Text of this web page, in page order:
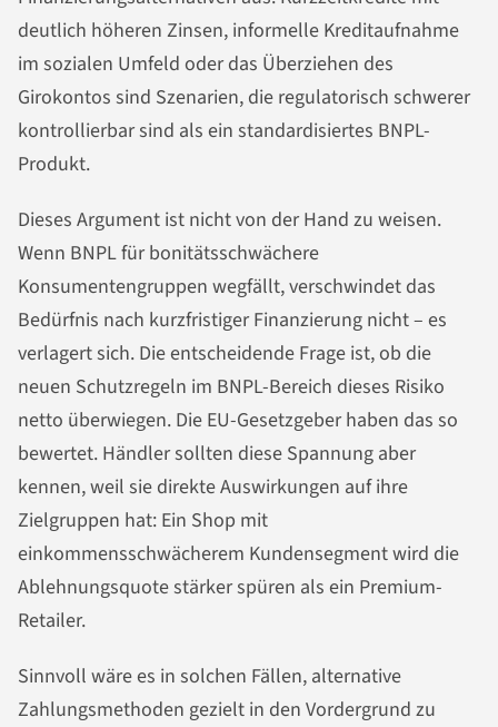
deutlich höheren Zinsen, informelle Kreditaufnahme
im sozialen Umfeld oder das Überziehen des
Girokontos sind Szenarien, die regulatorisch schwerer
kontrollierbar sind als ein standardisiertes BNPL-
Produkt.
Dieses Argument ist nicht von der Hand zu weisen.
Wenn BNPL für bonitätsschwächere
Konsumentengruppen wegfällt, verschwindet das
Bedürfnis nach kurzfristiger Finanzierung nicht – es
verlagert sich. Die entscheidende Frage ist, ob die
neuen Schutzregeln im BNPL-Bereich dieses Risiko
netto überwiegen. Die EU-Gesetzgeber haben das so
bewertet. Händler sollten diese Spannung aber
kennen, weil sie direkte Auswirkungen auf ihre
Zielgruppen hat: Ein Shop mit
einkommensschwächerem Kundensegment wird die
Ablehnungsquote stärker spüren als ein Premium-
Retailer.
Sinnvoll wäre es in solchen Fällen, alternative
Zahlungsmethoden gezielt in den Vordergrund zu